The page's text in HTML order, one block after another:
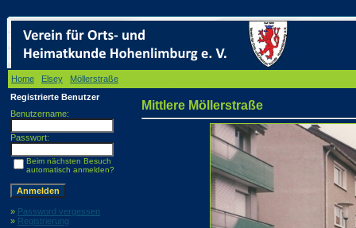
Home Elsey Möllerstraße
Registrierte Benutzer
Benutzername:
Passwort:
Beim nächsten Besuch
automatisch anmelden?
» Password vergessen
» Registrierung
Mittlere Möllerstraße